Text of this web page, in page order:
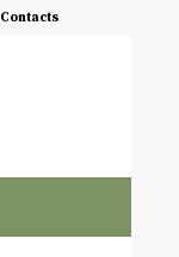
Contacts